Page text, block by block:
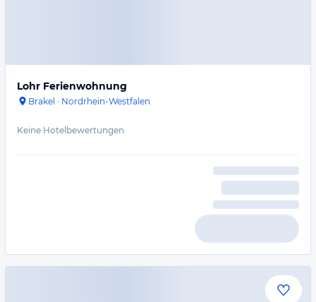
Lohr Ferienwohnung
Brakel · Nordrhein-Westfalen
Keine Hotelbewertungen